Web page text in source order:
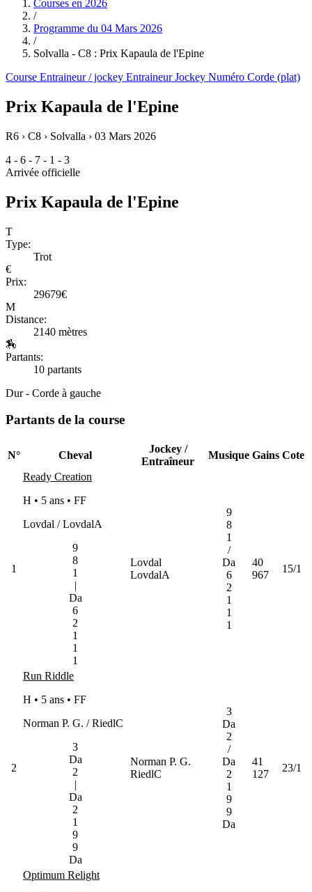
Courses en 2026
/
Programme du 04 Mars 2026
/
Solvalla - C8 : Prix Kapaula de l'Epine
Course Entraineur / jockey EntraineurJockey Numéro Corde (plat)
Prix Kapaula de l'Epine
R6 › C8 › Solvalla › 03 Mars 2026
4 - 6 - 7 - 1 - 3
Arrivée officielle
Prix Kapaula de l'Epine
T
Type:
Trot
€
Prix:
29679€
M
Distance:
2140 mètres
🏇
Partants:
10 partants
Dur - Corde à gauche
Partants de la course
N° Cheval
Jockey /
Entraîneur
Musique Gains Cote
1
Ready Creation
H • 5 ans • FF
Lovdal / LovdalA
9
8
1
|
Da
6
2
1
1
1
Lovdal
LovdalA
9
8
1
/
Da
6
2
1
1
1
40
967
15/1
2
Run Riddle
H • 5 ans • FF
Norman P. G. / RiedlC
3
Da
2
|
Da
2
1
9
9
Da
Norman P. G.
RiedlC
3
Da
2
/
Da
2
1
9
9
Da
41
127
23/1
Optimum Relight